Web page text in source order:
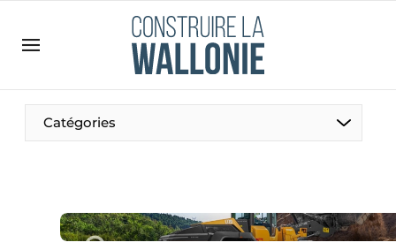
Emploi
Enregistrer une offre d’emploi
Meest gelezen
Catégories